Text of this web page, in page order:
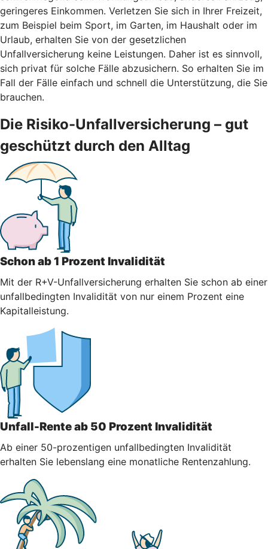
geringeres Einkommen. Verletzen Sie sich in Ihrer Freizeit,
zum Beispiel beim Sport, im Garten, im Haushalt oder im
Urlaub, erhalten Sie von der gesetzlichen
Unfallversicherung keine Leistungen. Daher ist es sinnvoll,
sich privat für solche Fälle abzusichern. So erhalten Sie im
Fall der Fälle einfach und schnell die Unterstützung, die Sie
brauchen.
Die Risiko-Unfallversicherung – gut
geschützt durch den Alltag
Schon ab 1 Prozent Invalidität
Mit der R+V-Unfallversicherung erhalten Sie schon ab einer
unfallbedingten Invalidität von nur einem Prozent eine
Kapitalleistung.
Unfall-Rente ab 50 Prozent Invalidität
Ab einer 50-prozentigen unfallbedingten Invalidität
erhalten Sie lebenslang eine monatliche Rentenzahlung.